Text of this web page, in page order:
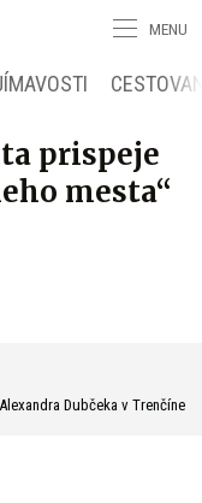
MENU
prispeje
mesta“
Dubčeka v Trenčíne